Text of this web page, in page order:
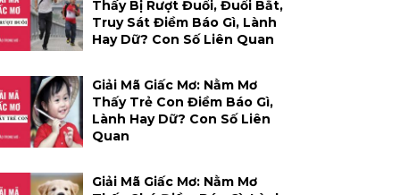
Thấy Bị Rượt Đuổi, Đuổi Bắt,
Truy Sát Điềm Báo Gì, Lành
Hay Dữ? Con Số Liên Quan
Giải Mã Giấc Mơ: Nằm Mơ
Thấy Trẻ Con Điềm Báo Gì,
Lành Hay Dữ? Con Số Liên
Quan
Giải Mã Giấc Mơ: Nằm Mơ